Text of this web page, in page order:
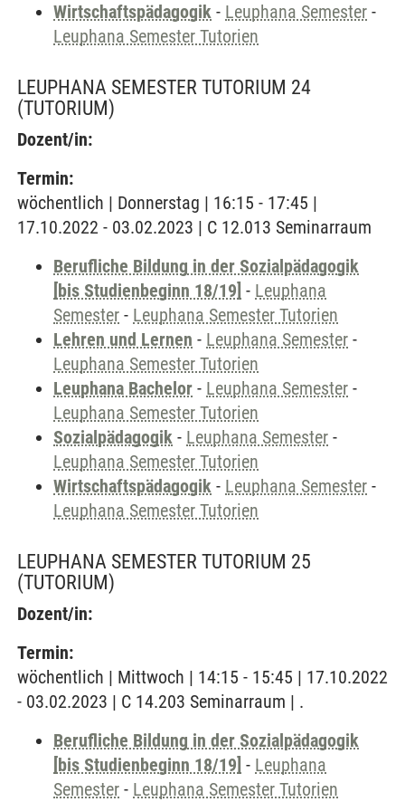
Wirtschaftspädagogik - Leuphana Semester -
Leuphana Semester Tutorien
LEUPHANA SEMESTER TUTORIUM 24
(TUTORIUM)
Dozent/in:
Termin:
wöchentlich | Donnerstag | 16:15 - 17:45 |
17.10.2022 - 03.02.2023 | C 12.013 Seminarraum
Berufliche Bildung in der Sozialpädagogik
[bis Studienbeginn 18/19] - Leuphana
Semester - Leuphana Semester Tutorien
Lehren und Lernen - Leuphana Semester -
Leuphana Semester Tutorien
Leuphana Bachelor - Leuphana Semester -
Leuphana Semester Tutorien
Sozialpädagogik - Leuphana Semester -
Leuphana Semester Tutorien
Wirtschaftspädagogik - Leuphana Semester -
Leuphana Semester Tutorien
LEUPHANA SEMESTER TUTORIUM 25
(TUTORIUM)
Dozent/in:
Termin:
wöchentlich | Mittwoch | 14:15 - 15:45 | 17.10.2022
- 03.02.2023 | C 14.203 Seminarraum | .
Berufliche Bildung in der Sozialpädagogik
[bis Studienbeginn 18/19] - Leuphana
Semester - Leuphana Semester Tutorien